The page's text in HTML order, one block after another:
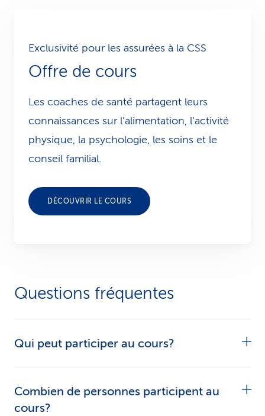
Exclusivité pour les assurées à la CSS
Offre de cours
Les coaches de santé partagent leurs
connaissances sur l’alimentation, l’activité
physique, la psychologie, les soins et le
conseil familial.
DÉCOUVRIR LE COURS
Questions fréquentes
Qui peut participer au cours?
et clients CSS à partir de 18 ans.
Combien de personnes participent au
cours?